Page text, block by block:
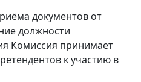
документов от
должности
Комиссия принимает
к участию в